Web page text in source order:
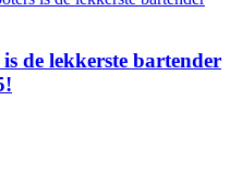
de lekkerste bartender